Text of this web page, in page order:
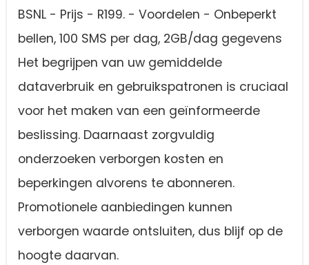
BSNL - Prijs - R199. - Voordelen - Onbeperkt
bellen, 100 SMS per dag, 2GB/dag gegevens
Het begrijpen van uw gemiddelde
dataverbruik en gebruikspatronen is cruciaal
voor het maken van een geïnformeerde
beslissing. Daarnaast zorgvuldig
onderzoeken verborgen kosten en
beperkingen alvorens te abonneren.
Promotionele aanbiedingen kunnen
verborgen waarde ontsluiten, dus blijf op de
hoogte daarvan.